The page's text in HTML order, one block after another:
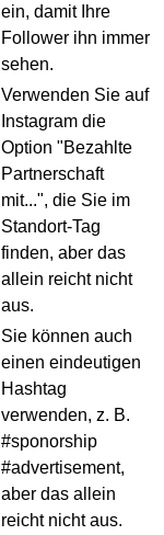
ein, damit Ihre
Follower ihn immer
sehen.
Verwenden Sie auf
Instagram die
Option "Bezahlte
Partnerschaft
mit...", die Sie im
Standort-Tag
finden, aber das
allein reicht nicht
aus.
Sie können auch
einen eindeutigen
Hashtag
verwenden, z. B.
#sponorship
#advertisement,
aber das allein
reicht nicht aus.